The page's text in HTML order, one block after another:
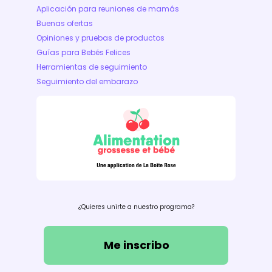
Aplicación para reuniones de mamás
Buenas ofertas
Opiniones y pruebas de productos
Guías para Bebés Felices
Herramientas de seguimiento
Seguimiento del embarazo
¿Quieres unirte a nuestro programa?
Me inscribo